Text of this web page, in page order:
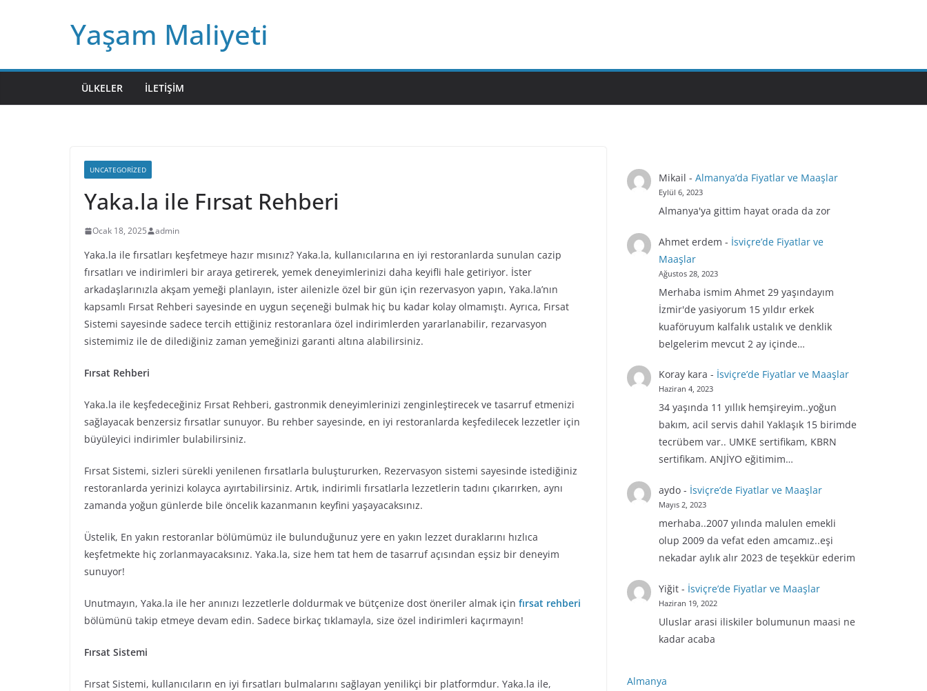
Yaşam Maliyeti
ÜLKELER İLETIŞIM
UNCATEGORIZED
Yaka.la ile Fırsat Rehberi
Ocak 18, 2025 admin
Yaka.la ile fırsatları keşfetmeye hazır mısınız? Yaka.la, kullanıcılarına en iyi restoranlarda sunulan cazip
fırsatları ve indirimleri bir araya getirerek, yemek deneyimlerinizi daha keyifli hale getiriyor. İster
arkadaşlarınızla akşam yemeği planlayın, ister ailenizle özel bir gün için rezervasyon yapın, Yaka.la’nın
kapsamlı Fırsat Rehberi sayesinde en uygun seçeneği bulmak hiç bu kadar kolay olmamıştı. Ayrıca, Fırsat
Sistemi sayesinde sadece tercih ettiğiniz restoranlara özel indirimlerden yararlanabilir, rezarvasyon
sistemimiz ile de dilediğiniz zaman yemeğinizi garanti altına alabilirsiniz.
Fırsat Rehberi
Yaka.la ile keşfedeceğiniz Fırsat Rehberi, gastronmik deneyimlerinizi zenginleştirecek ve tasarruf etmenizi
sağlayacak benzersiz fırsatlar sunuyor. Bu rehber sayesinde, en iyi restoranlarda keşfedilecek lezzetler için
büyüleyici indirimler bulabilirsiniz.
Fırsat Sistemi, sizleri sürekli yenilenen fırsatlarla buluştururken, Rezervasyon sistemi sayesinde istediğiniz
restoranlarda yerinizi kolayca ayırtabilirsiniz. Artık, indirimli fırsatlarla lezzetlerin tadını çıkarırken, aynı
zamanda yoğun günlerde bile öncelik kazanmanın keyfini yaşayacaksınız.
Üstelik, En yakın restoranlar bölümümüz ile bulunduğunuz yere en yakın lezzet duraklarını hızlıca
keşfetmekte hiç zorlanmayacaksınız. Yaka.la, size hem tat hem de tasarruf açısından eşsiz bir deneyim
sunuyor!
Unutmayın, Yaka.la ile her anınızı lezzetlerle doldurmak ve bütçenize dost öneriler almak için fırsat rehberi
bölümünü takip etmeye devam edin. Sadece birkaç tıklamayla, size özel indirimleri kaçırmayın!
Fırsat Sistemi
Fırsat Sistemi, kullanıcıların en iyi fırsatları bulmalarını sağlayan yenilikçi bir platformdur. Yaka.la ile,
Mikail - Almanya’da Fiyatlar ve Maaşlar
Eylül 6, 2023
Almanya'ya gittim hayat orada da zor
Ahmet erdem - İsviçre’de Fiyatlar ve
Maaşlar
Ağustos 28, 2023
Merhaba ismim Ahmet 29 yaşındayım
İzmir'de yasiyorum 15 yıldır erkek
kuaföruyum kalfalık ustalık ve denklik
belgelerim mevcut 2 ay içinde…
Koray kara - İsviçre’de Fiyatlar ve Maaşlar
Haziran 4, 2023
34 yaşında 11 yıllık hemşireyim..yoğun
bakım, acil servis dahil Yaklaşık 15 birimde
tecrübem var.. UMKE sertifikam, KBRN
sertifikam. ANJİYO eğitimim…
aydo- İsviçre’de Fiyatlar ve Maaşlar
Mayıs 2, 2023
merhaba..2007 yılında malulen emekli
olup 2009 da vefat eden amcamız..eşi
nekadar aylık alır 2023 de teşekkür ederim
Yiğit- İsviçre’de Fiyatlar ve Maaşlar
Haziran 19, 2022
Uluslar arasi iliskiler bolumunun maasi ne
kadar acaba
Almanya